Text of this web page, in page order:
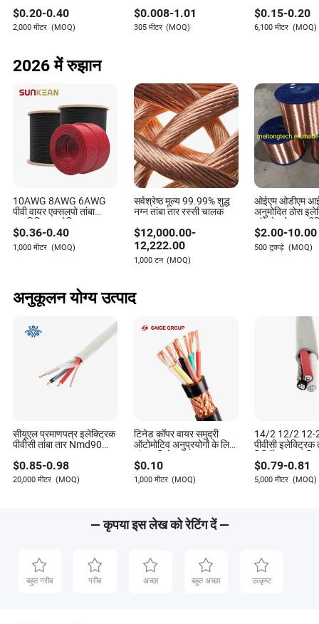
Micah Stephens
लेखक
मिकाह स्टीफेंस विद्युत और इलेक्ट्रॉनिक्स उद्योग में एक अनुभवी लेखक
हैं, जो नवाचार सहयोग और उत्पाद विकास में विशेषज्ञता रखते हैं। इस
क्षेत्र में व्यापक अनुभव के साथ, मिकाह इस बात पर ध्यान केंद्रित करते
हैं कि उद्योग में आपूर्तिकर्ता ग्राहकों के साथ अनुसंधान और विकास या
नवाचार परियोजनाओं में शामिल होने के लिए कितने इच्छुक हैं ताकि
उत्पाद के मूल्य को बढ़ाया जा सके।
इलेक्ट्रिक लचीला तार
$0.20-0.40
2,000 मीटर (MOQ)
UL1007
$0.008-1.01
305 मीटर (MOQ)
इलेक्ट्रिकल वायर
$0.15-0.20
6,100 मीटर (MOQ)
2026 में रुझान
10AWG 8AWG 6AWG
पीवी वायर एक्सलपो तांबा
एल्यूमिनियम इलेक्ट्रिक
इलेक्ट्रिकल सौर वायर सौर
ऊर्जा केबल प्रणाली के लिए
$0.36-0.40
1,000 मीटर (MOQ)
सर्वश्रेष्ठ मूल्य 99.99% शुद्ध
नग्न तांबा तार रस्सी चालक
$12,000.00-
12,222.00
1,000 टन (MOQ)
ओईएम ओडीएम
अनुमोदित ठोस
तांबे से ढके
निर्माण
$2.00-10.00
500 टुकड़े (MOQ)
अनुकूलन योग्य उत्पाद
सीयूएल प्रमाणपत्र इलेक्ट्रिक
पीवीसी तांबा तार Nmd90
इनडोर गैर-धात्विक ठोस चालक
ग्राउंड के साथ 300V कनाडा
विद्युत तार
$0.85-0.98
20,000 मीटर (MOQ)
टिनेड कॉपर वायर समुद्री
ऑटोमोटिव अनुप्रयोगों के लिए
जंग प्रतिरोध
$0.10
1,000 मीटर (MOQ)
14/2 12/2 12-
पीवीसी इलेक्ट्रिक
विनिर्देश घर का
तार cUL CSA
भवन पावर केबल
एल्युमिनियम
$0.79-0.81
5,000 मीटर (MOQ)
— कृपया इस लेख को रेटिंग दें —
बहुत गरीब गरीब अच्छा बहुत अच्छा उत्कृष्ट